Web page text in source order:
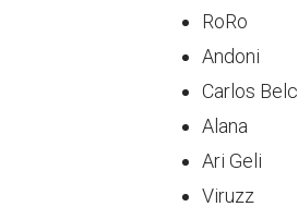
RoRo
Andoni
Carlos
Alana
Ari Geli
Viruzz